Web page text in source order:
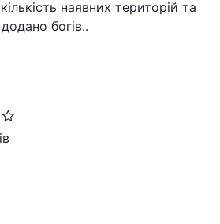
наявних територій та
богів..